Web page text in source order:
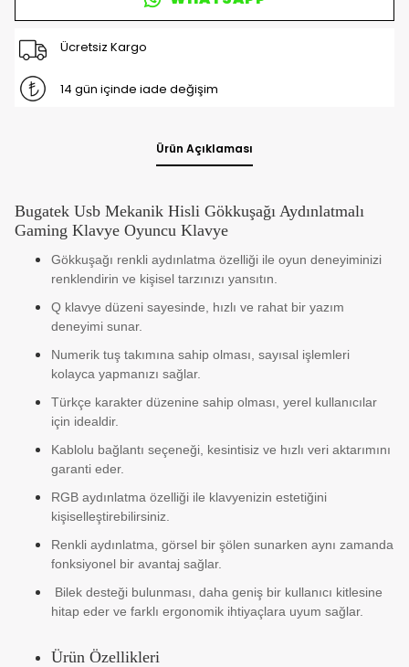
Ücretsiz Kargo
14 gün içinde iade değişim
Ürün Açıklaması
Bugatek Usb Mekanik Hisli Gökkuşağı Aydınlatmalı
Gaming Klavye Oyuncu Klavye
Gökkuşağı renkli aydınlatma özelliği ile oyun deneyiminizi
renklendirin ve kişisel tarzınızı yansıtın.
Q klavye düzeni sayesinde, hızlı ve rahat bir yazım
deneyimi sunar.
Numerik tuş takımına sahip olması, sayısal işlemleri
kolayca yapmanızı sağlar.
Türkçe karakter düzenine sahip olması, yerel kullanıcılar
için idealdir.
Kablolu bağlantı seçeneği, kesintisiz ve hızlı veri aktarımını
garanti eder.
RGB aydınlatma özelliği ile klavyenizin estetiğini
kişiselleştirebilirsiniz.
Renkli aydınlatma, görsel bir şölen sunarken aynı zamanda
fonksiyonel bir avantaj sağlar.
Bilek desteği bulunması, daha geniş bir kullanıcı kitlesine
hitap eder ve farklı ergonomik ihtiyaçlara uyum sağlar.
Ürün Özellikleri